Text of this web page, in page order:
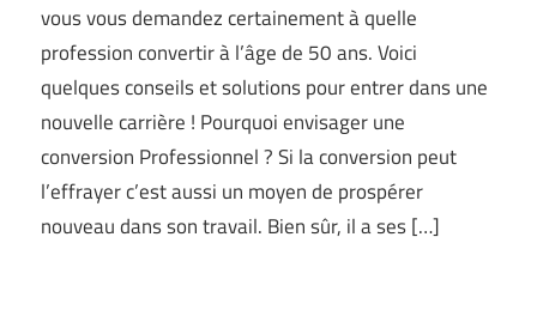
vous vous demandez certainement à quelle
profession convertir à l’âge de 50 ans. Voici
quelques conseils et solutions pour entrer dans une
nouvelle carrière ! Pourquoi envisager une
conversion Professionnel ? Si la conversion peut
l’effrayer c’est aussi un moyen de prospérer
nouveau dans son travail. Bien sûr, il a ses […]